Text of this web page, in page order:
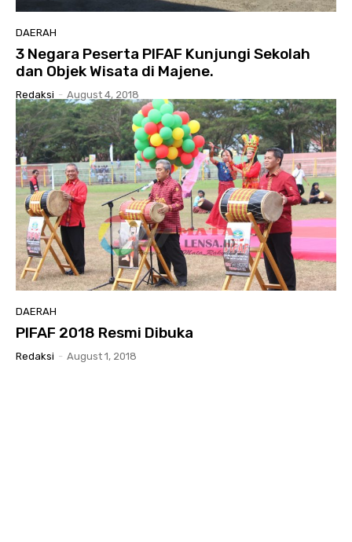
DAERAH
3 Negara Peserta PIFAF Kunjungi Sekolah
dan Objek Wisata di Majene.
Redaksi - August 4, 2018
DAERAH
PIFAF 2018 Resmi Dibuka
Redaksi - August 1, 2018